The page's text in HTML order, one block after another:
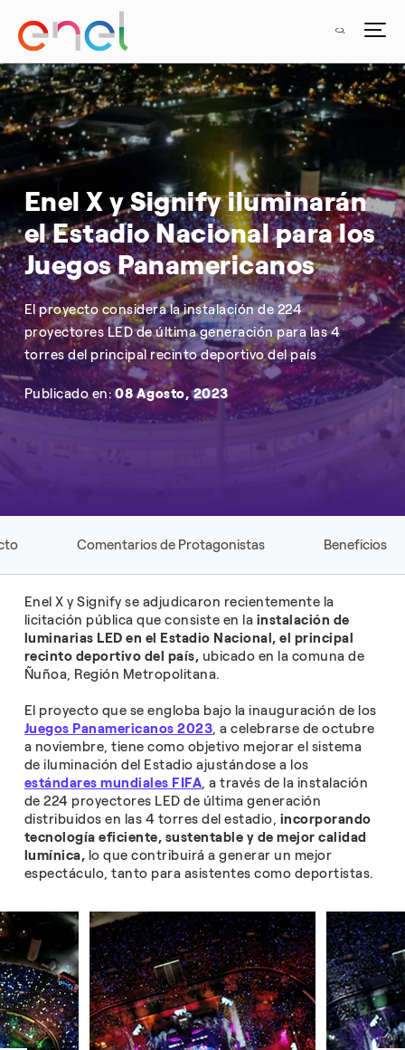
Enel X y Signify iluminarán
el Estadio Nacional para los
Juegos Panamericanos
El proyecto considera la instalación de 224
proyectores LED de última generación para las 4
torres del principal recinto deportivo del país
Publicado en: 08 Agosto, 2023
Comentarios de Protagonistas Beneficios
Enel X y Signify se adjudicaron recientemente la
licitación pública que consiste en la instalación de
luminarias LED en el Estadio Nacional, el principal
recinto deportivo del país, ubicado en la comuna de
Ñuñoa, Región Metropolitana.
El proyecto que se engloba bajo la inauguración de los
Juegos Panamericanos 2023, a celebrarse de octubre
a noviembre, tiene como objetivo mejorar el sistema
de iluminación del Estadio ajustándose a los
estándares mundiales FIFA, a través de la instalación
de 224 proyectores LED de última generación
distribuidos en las 4 torres del estadio, incorporando
tecnología eficiente, sustentable y de mejor calidad
lumínica, lo que contribuirá a generar un mejor
espectáculo, tanto para asistentes como deportistas.